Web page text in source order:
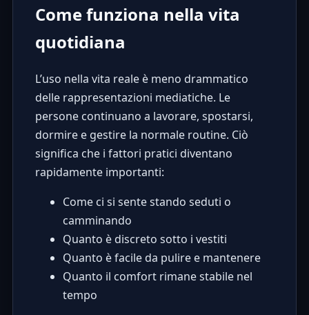
Come funziona nella vita
quotidiana
L’uso nella vita reale è meno drammatico
delle rappresentazioni mediatiche. Le
persone continuano a lavorare, spostarsi,
dormire e gestire la normale routine. Ciò
significa che i fattori pratici diventano
rapidamente importanti:
Come ci si sente stando seduti o
camminando
Quanto è discreto sotto i vestiti
Quanto è facile da pulire e mantenere
Quanto il comfort rimane stabile nel
tempo